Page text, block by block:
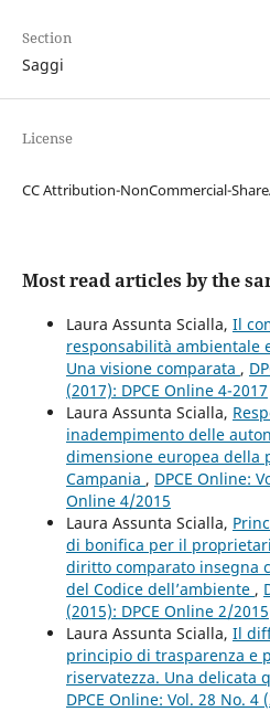
Section
Saggi
License
CC Attribution-NonCommercial-
Most read articles by the
Laura Assunta Scialla, Il
responsabilità ambientale
Una visione comparata ,
(2017): DPCE Online 4-2017
Laura Assunta Scialla,
inadempimento delle
dimensione europea
Campania , DPCE Online:
Online 4/2015
Laura Assunta Scialla,
di bonifica per il
diritto comparato insegna
del Codice dell’ambiente ,
(2015): DPCE Online 2/2015
Laura Assunta Scialla, Il
principio di trasparenza e
riservatezza. Una delicata
DPCE Online: Vol. 28 No. 4